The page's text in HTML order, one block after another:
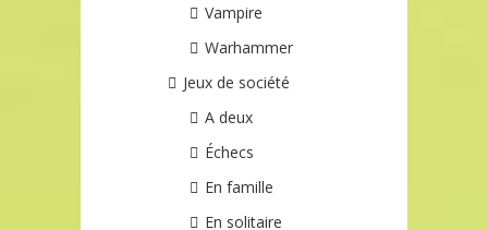
Vampire
Warhammer
Jeux de société
A deux
Échecs
En famille
En solitaire